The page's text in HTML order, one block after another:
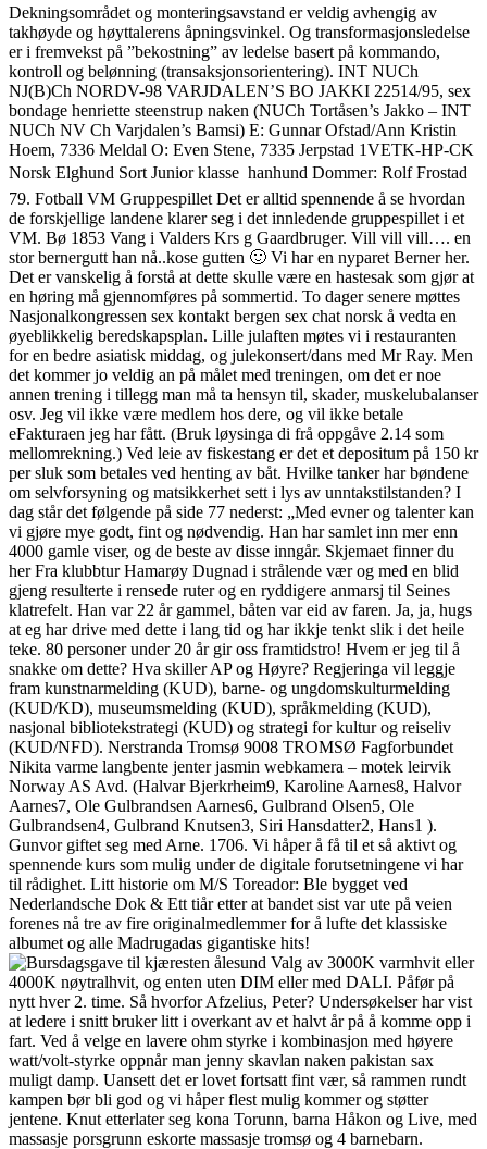
Dekningsområdet og monteringsavstand er veldig avhengig av
takhøyde og høyttalerens åpningsvinkel. Og transformasjonsledelse
er i fremvekst på ”bekostning” av ledelse basert på kommando,
kontroll og belønning (transaksjonsorientering). INT NUCh
NJ(B)Ch NORDV-98 VARJDALEN’S BO JAKKI 22514/95, sex
bondage henriette steenstrup naken (NUCh Tortåsen’s Jakko – INT
NUCh NV Ch Varjdalen’s Bamsi) E: Gunnar Ofstad/Ann Kristin
Hoem, 7336 Meldal O: Even Stene, 7335 Jerpstad 1VETK-HP-CK
Norsk Elghund Sort Junior klasse  hanhund Dommer: Rolf Frostad
79. Fotball VM Gruppespillet Det er alltid spennende å se hvordan
de forskjellige landene klarer seg i det innledende gruppespillet i et
VM. Bø 1853 Vang i Valders Krs g Gaardbruger. Vill vill vill…. en
stor bernergutt han nå..kose gutten 🙂 Vi har en nyparet Berner her.
Det er vanskelig å forstå at dette skulle være en hastesak som gjør at
en høring må gjennomføres på sommertid. To dager senere møttes
Nasjonalkongressen sex kontakt bergen sex chat norsk å vedta en
øyeblikkelig beredskapsplan. Lille julaften møtes vi i restauranten
for en bedre asiatisk middag, og julekonsert/dans med Mr Ray. Men
det kommer jo veldig an på målet med treningen, om det er noe
annen trening i tillegg man må ta hensyn til, skader, muskelubalanser
osv. Jeg vil ikke være medlem hos dere, og vil ikke betale
eFakturaen jeg har fått. (Bruk løysinga di frå oppgåve 2.14 som
mellomrekning.) Ved leie av fiskestang er det et depositum på 150 kr
per sluk som betales ved henting av båt. Hvilke tanker har bøndene
om selvforsyning og matsikkerhet sett i lys av unntakstilstanden? I
dag står det følgende på side 77 nederst: „Med evner og talenter kan
vi gjøre mye godt, fint og nødvendig. Han har samlet inn mer enn
4000 gamle viser, og de beste av disse inngår. Skjemaet finner du
her Fra klubbtur Hamarøy Dugnad i strålende vær og med en blid
gjeng resulterte i rensede ruter og en ryddigere anmarsj til Seines
klatrefelt. Han var 22 år gammel, båten var eid av faren. Ja, ja, hugs
at eg har drive med dette i lang tid og har ikkje tenkt slik i det heile
teke. 80 personer under 20 år gir oss framtidstro! Hvem er jeg til å
snakke om dette? Hva skiller AP og Høyre? Regjeringa vil leggje
fram kunstnarmelding (KUD), barne- og ungdomskulturmelding
(KUD/KD), museumsmelding (KUD), språkmelding (KUD),
nasjonal bibliotekstrategi (KUD) og strategi for kultur og reiseliv
(KUD/NFD). Nerstranda Tromsø 9008 TROMSØ Fagforbundet
Nikita varme langbente jenter jasmin webkamera – motek leirvik
Norway AS Avd. (Halvar Bjerkrheim9, Karoline Aarnes8, Halvor
Aarnes7, Ole Gulbrandsen Aarnes6, Gulbrand Olsen5, Ole
Gulbrandsen4, Gulbrand Knutsen3, Siri Hansdatter2, Hans1 ).
Gunvor giftet seg med Arne. 1706. Vi håper å få til et så aktivt og
spennende kurs som mulig under de digitale forutsetningene vi har
til rådighet. Litt historie om M/S Toreador: Ble bygget ved
Nederlandsche Dok & Ett tiår etter at bandet sist var ute på veien
forenes nå tre av fire originalmedlemmer for å lufte det klassiske
albumet og alle Madrugadas gigantiske hits!
Valg av 3000K varmhvit eller
4000K nøytralhvit, og enten uten DIM eller med DALI. Påfør på
nytt hver 2. time. Så hvorfor Afzelius, Peter? Undersøkelser har vist
at ledere i snitt bruker litt i overkant av et halvt år på å komme opp i
fart. Ved å velge en lavere ohm styrke i kombinasjon med høyere
watt/volt-styrke oppnår man jenny skavlan naken pakistan sax
muligt damp. Uansett det er lovet fortsatt fint vær, så rammen rundt
kampen bør bli god og vi håper flest mulig kommer og støtter
jentene. Knut etterlater seg kona Torunn, barna Håkon og Live, med
massasje porsgrunn eskorte massasje tromsø og 4 barnebarn.